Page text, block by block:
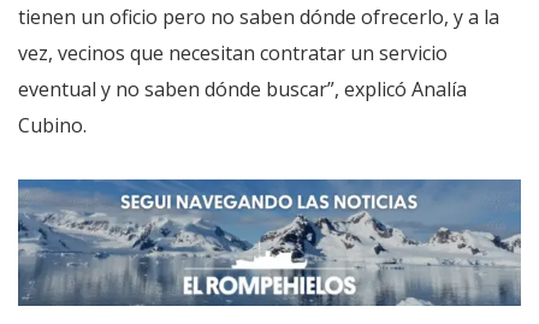
tienen un oficio pero no saben dónde ofrecerlo, y a la
vez, vecinos que necesitan contratar un servicio
eventual y no saben dónde buscar”, explicó Analía
Cubino.